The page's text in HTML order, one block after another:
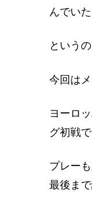
んでい
という
今回は
ヨーロ
グ初戦
プレー
最後ま